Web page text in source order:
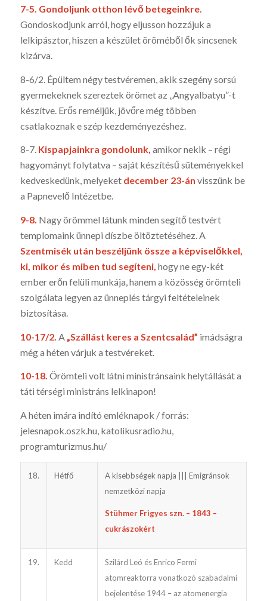
7-5. Gondoljunk otthon lévő betegeinkre.
Gondoskod­junk arról, hogy eljusson hozzájuk a
lelkipász­tor, hiszen a készület öröméből ők sin­csenek
kizárva.
8-6/2. Épültem négy testvéremen, akik szegény sorsú
gyermekeknek szereztek örömet az „Angyalbatyu”-t
készítve. Erős reméljük, jövőre még többen
csatlakoznak e szép kezdeményezéshez.
8-7. Kispapjainkra gondolunk, amikor nekik – régi
hagyományt folytatva – saját készítésű süteményekkel
kedveskedünk, melyeket december 23-án visszünk be
a Papnevelő Intézetbe.
9-8. Nagy örömmel látunk minden segítő testvért
templomaink ünnepi díszbe öltöztetéséhez. A
Szentmisék után beszéljünk össze a képviselőkkel,
ki, mikor és miben tud segíteni, hogy ne egy-két
ember erőn felüli munkája, hanem a közösség örömteli
szolgálata legyen az ünneplés tárgyi feltételeinek
biztosítása.
10-17/2. A „Szállást keres a Szentcsalád” imádságra
még a héten várjuk a testvéreket.
10-18. Örömteli volt látni ministránsaink helytállását a
táti térségi ministráns lelkinapon!
A héten imára indító emléknapok / forrás:
jelesnapok.oszk.hu, katoli­kusradio.hu,
programturizmus.hu/
18. Hétfő
A kisebbségek napja ||| Emigránsok
nemzetközi napja
Stühmer Frigyes szn. – 1843 –
cukrászokért
19. Kedd
Szilárd Leó és Enrico Fermi
atomreaktorra vonatkozó szabadalmi
bejelentése 1944 – az atomenergia